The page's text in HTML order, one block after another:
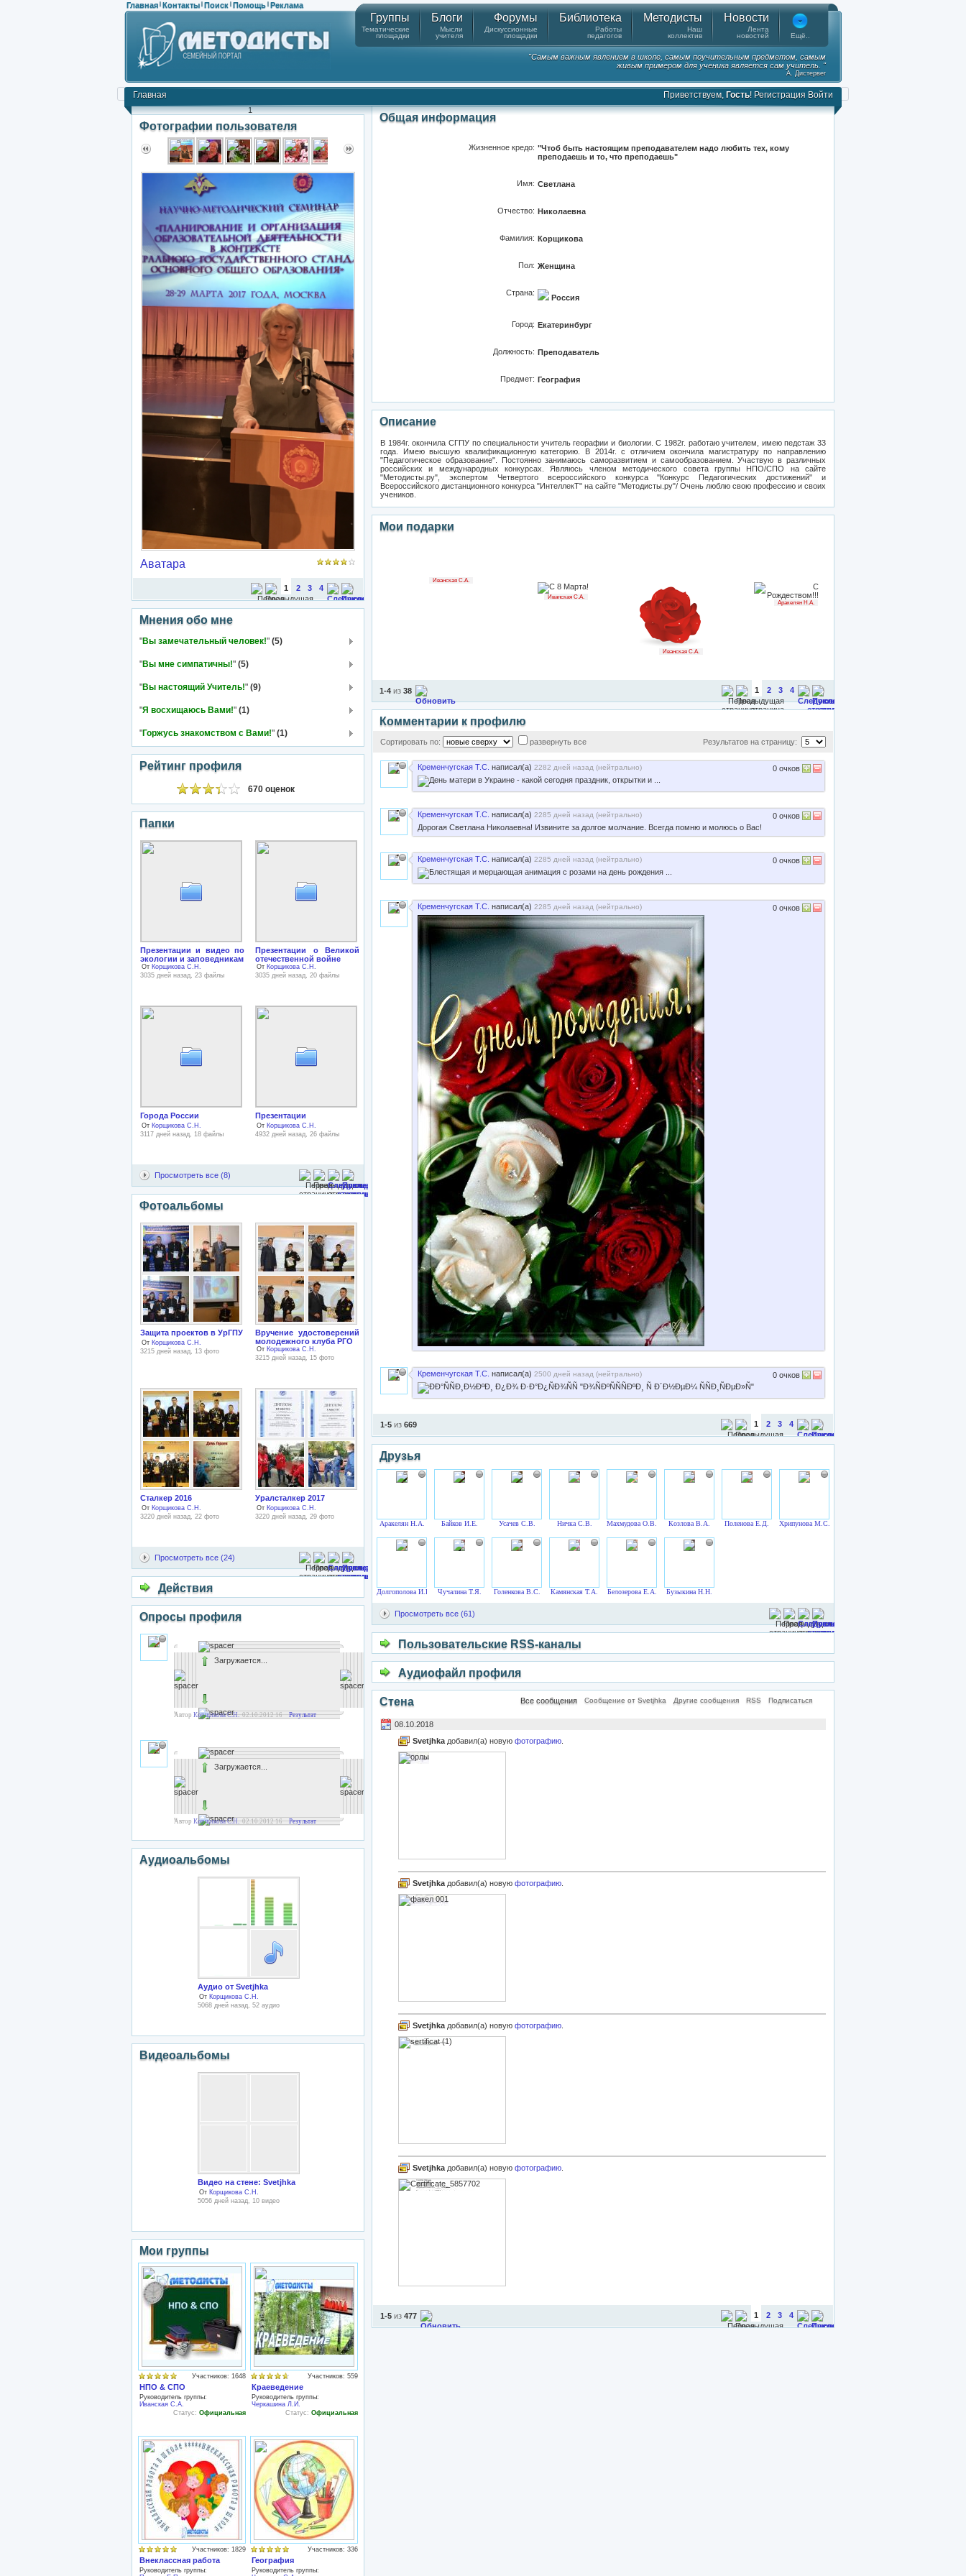
Главная | Контакты | Поиск | Помощь | Реклама
Группы
Тематические
площадки
Блоги
Мысли
учителя
Форумы
Дискуссионные
площадки
Библиотека
Работы
педагогов
Методисты
Наш
коллектив
Новости
Лента
новостей
Ещё..
"Самым важным явлением в школе, самым поучительным предметом, самым
живым примером для ученика является сам учитель. "
А. Дистервег
Главная Приветствуем, Гость! Регистрация Войти
1
Фотографии пользователя
Аватара
1 2 3 4
Мнения обо мне
"Вы замечательный человек!" (5)
"Вы мне симпатичны!" (5)
"Вы настоящий Учитель!" (9)
"Я восхищаюсь Вами!" (1)
"Горжусь знакомством с Вами!" (1)
Рейтинг профиля
670 оценок
Папки
Презентации и видео по
экологии и заповедникам
От Корщикова С.Н.
3035 дней назад, 23 файлы
Презентации о Великой
отечественной войне
От Корщикова С.Н.
3035 дней назад, 20 файлы
Города России
От Корщикова С.Н.
3117 дней назад, 18 файлы
Презентации
От Корщикова С.Н.
4932 дней назад, 26 файлы
Просмотреть все (8)
Фотоальбомы
Защита проектов в УрГПУ
От Корщикова С.Н.
3215 дней назад, 13 фото
Вручение удостоверений
молодежного клуба РГО
От Корщикова С.Н.
3215 дней назад, 15 фото
Сталкер 2016
От Корщикова С.Н.
3220 дней назад, 22 фото
Уралсталкер 2017
От Корщикова С.Н.
3220 дней назад, 29 фото
Просмотреть все (24)
Действия
Опросы профиля
Загружается...
Автор Корщикова С.Н. 02.10.2012 16:29Результат
Загружается...
Автор Корщикова С.Н. 02.10.2012 16:20Результат
Аудиоальбомы
Аудио от Svetjhka
От Корщикова С.Н.
5068 дней назад, 52 аудио
Видеоальбомы
Видео на стене: Svetjhka
От Корщикова С.Н.
5056 дней назад, 10 видео
Мои группы
Участников: 1648
НПО & СПО
Руководитель группы:
Иванская С.А.
Статус: Официальная
Участников: 559
Краеведение
Руководитель группы:
Черкашина Л.И.
Статус: Официальная
Участников: 1829
Внеклассная работа
Руководитель группы:
Участников: 336
География
Руководитель группы:
Общая информация
Жизненное кредо: "Чтоб быть настоящим преподавателем надо любить тех, кому
преподаешь и то, что преподаешь"
Имя: Светлана
Отчество: Николаевна
Фамилия: Корщикова
Пол: Женщина
Страна:
Россия
Город: Екатеринбург
Должность: Преподаватель
Предмет: География
Описание
В 1984г. окончила СГПУ по специальности учитель георафии и биологии. С 1982г. работаю учителем, имею педстаж 33
года. Имею высшую квалификационную категорию. В 2014г. с отличием окончила магистратуру по направлению
"Педагогическое образование". Постоянно занимаюсь саморазвитием и самообразованием. Участвую в различных
российских и международных конкурсах. Являюсь членом методического совета группы НПО/СПО на сайте
"Методисты.ру", экспертом Четвертого всероссийского конкурса "Конкурс Педагогических достижений" и
Всероссийского дистанционного конкурса "ИнтеллекТ" на сайте "Методисты.ру"/ Очень люблю свою профессию и своих
учеников.
Мои подарки
Иванская С.А.
Иванская С.А.
Иванская С.А.
Аракелян Н.А.
1-4 из 38 1 2 3 4
Комментарии к профилю
Сортировать по: развернуть все Результатов на страницу:
Кременчугская Т.С. написал(а) 2282 дней назад (нейтрально) 0 очков
Кременчугская Т.С. написал(а) 2285 дней назад (нейтрально)
Дорогая Светлана Николаевна! Извините за долгое молчание. Всегда помню и молюсь о Вас!
0 очков
Кременчугская Т.С. написал(а) 2285 дней назад (нейтрально) 0 очков
Кременчугская Т.С. написал(а) 2285 дней назад (нейтрально) 0 очков
Кременчугская Т.С. написал(а) 2500 дней назад (нейтрально) 0 очков
1-5 из 669 1 2 3 4
Друзья
Аракелян Н.А. Байков И.Е. Усачев С.В. Ничка С.В. Махмудова О.В. Козлова В.А. Поленова Е.Д. Хрипунова М.С.
Долгополова И.В. Чучалина Т.Я. Голенкова В.С. Камянская Т.А. Белозерова Е.А. Бузыкина Н.Н.
Просмотреть все (61)
Пользовательские RSS-каналы
Аудиофайл профиля
Стена Все сообщения Сообщение от Svetjhka Другие сообщения RSS Подписаться
08.10.2018
Svetjhka добавил(а) новую фотографию
Svetjhka добавил(а) новую фотографию
Svetjhka добавил(а) новую фотографию
Svetjhka добавил(а) новую фотографию
1-5 из 477 1 2 3 4